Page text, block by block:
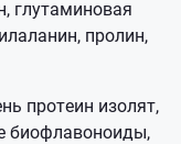
глутаминовая
пролин,
протеин изолят,
биофлавоноиды,